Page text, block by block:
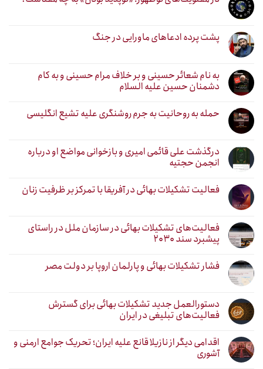
پشت پرده ادعاهای ماورایی در جنگ
به نام شعائر حسینی و بر خلاف مرام حسینی و به کام
دشمنان حسین علیه السلام
حمله به روحانیت به جرم روشنگری علیه تشیع انگلیسی
درگذشت علی قائمی امیری و بازخوانی مواضع او درباره
انجمن حجتیه
فعالیت تشکیلات بهائی در آفریقا با تمرکز بر ظرفیت زنان
فعالیت‌های تشکیلات بهائی در سازمان ملل در راستای
پیشبرد سند ۲۰۳۰
فشار تشکیلات بهائی و پارلمان اروپا بر دولت مصر
دستورالعمل جدید تشکیلات بهائی برای گسترش
فعالیت‌های تبلیغی در ایران
اقدامی دیگر از نازیلا قانع علیه ایران؛ تحریک جوامع ارمنی و
آشوری